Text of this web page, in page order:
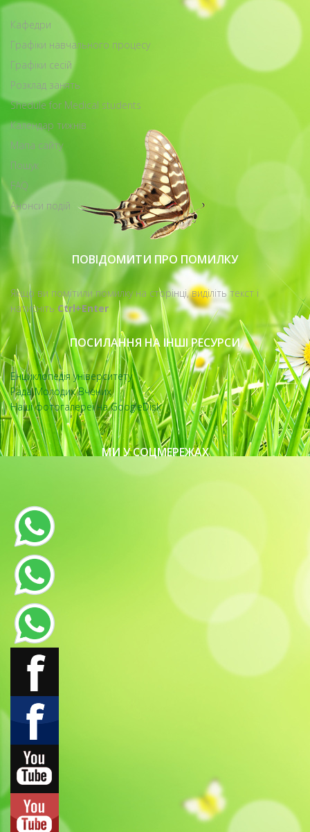
Кафедри
Графіки навчального процесу
Графіки сесій
Розклад занять
Shedule for Medical students
Календар тижнів
Мапа сайту
Пошук
FAQ
Анонси подій
ПОВІДОМИТИ ПРО ПОМИЛКУ
Якщо ви помітили помилку на сторінці, виділіть текст і
натисніть Ctrl+Enter
ПОСИЛАННЯ НА ІНШІ РЕСУРСИ
Енциклопедія університету
Рада Молодих Вчених
Наші фотогалереї на GoogleDisk
МИ У СОЦМЕРЕЖАХ